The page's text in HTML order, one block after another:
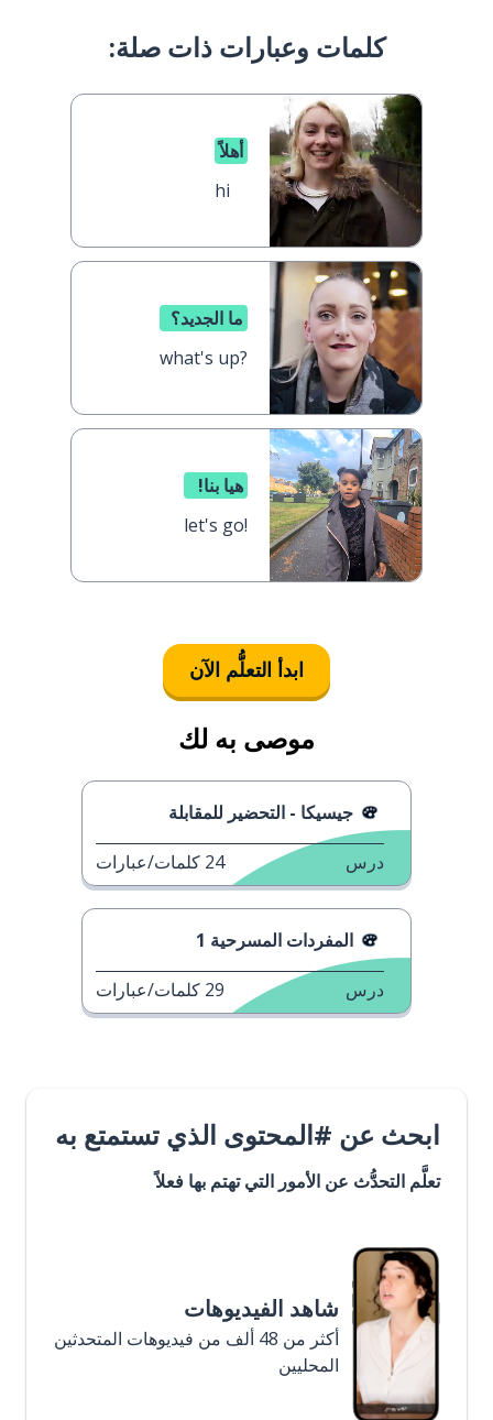
كلمات وعبارات ذات صلة:
أهلاً
hi
ما الجديد؟
what's up?
هيا بنا!
let's go!
ابدأ التعلُّم الآن
موصى به لك
جيسيكا - التحضير للمقابلة
درس 24 كلمات/عبارات
المفردات المسرحية 1
درس 29 كلمات/عبارات
ابحث عن #المحتوى الذي تستمتع به
تعلَّم التحدُّث عن الأمور التي تهتم بها فعلاً
شاهد الفيديوهات
أكثر من 48 ألف من فيديوهات المتحدثين
المحليين